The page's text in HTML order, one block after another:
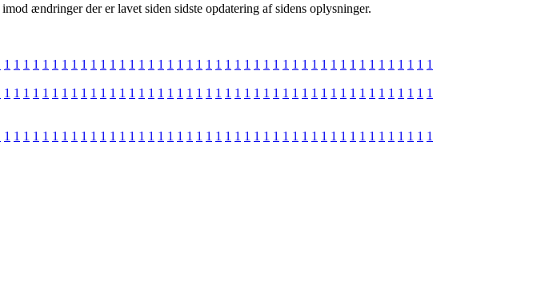
ændringer der er lavet siden sidste opdatering af sidens oplysninger.
1 1 1 1 1 1 1 1 1 1 1 1 1 1 1 1 1 1 1 1 1 1 1 1 1 1 1 1 1 1 1 1 1 1 1 1 1 1 1 1 1 1 1 1 1
1 1 1 1 1 1 1 1 1 1 1 1 1 1 1 1 1 1 1 1 1 1 1 1 1 1 1 1 1 1 1 1 1 1 1 1 1 1 1 1 1 1 1 1 1
1 1 1 1 1 1 1 1 1 1 1 1 1 1 1 1 1 1 1 1 1 1 1 1 1 1 1 1 1 1 1 1 1 1 1 1 1 1 1 1 1 1 1 1 1